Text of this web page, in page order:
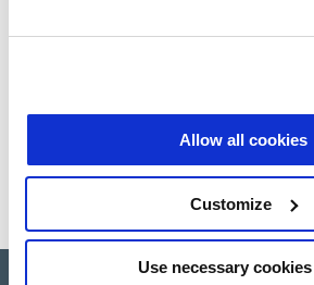
Allow all cookies
Customize
Use necessary
masse (kg) 0.223
Documents
Consultez toutes les publications